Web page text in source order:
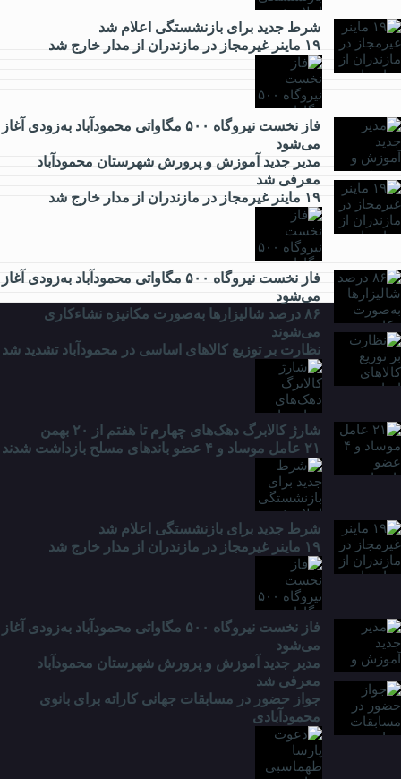
شرط جدید برای بازنشستگی اعلام شد
۱۹ ماینر غیرمجاز در مازندران از مدار خارج شد
فاز نخست نیروگاه ۵۰۰ مگاواتی محمودآباد به‌زودی آغاز
می‌شود
مدیر جدید آموزش و پرورش شهرستان محمودآباد
معرفی شد
اقتصادی
۱۹ ماینر غیرمجاز در مازندران از مدار خارج شد
فاز نخست نیروگاه ۵۰۰ مگاواتی محمودآباد به‌زودی آغاز
می‌شود
۸۶ درصد شالیزارها به‌صورت مکانیزه نشاءکاری
می‌شوند
نظارت بر توزیع کالا‌های اساسی در محمودآباد تشدید شد
شارژ کالابرگ دهک‌های چهارم تا هفتم از ۲۰ بهمن
فرهنگی
۲۱ عامل موساد و ۴ عضو باند‌های مسلح بازداشت شدند
شرط جدید برای بازنشستگی اعلام شد
۱۹ ماینر غیرمجاز در مازندران از مدار خارج شد
فاز نخست نیروگاه ۵۰۰ مگاواتی محمودآباد به‌زودی آغاز
می‌شود
مدیر جدید آموزش و پرورش شهرستان محمودآباد
معرفی شد
ورزشی
جواز حضور در مسابقات جهانی کاراته برای بانوی
محمودآبادی